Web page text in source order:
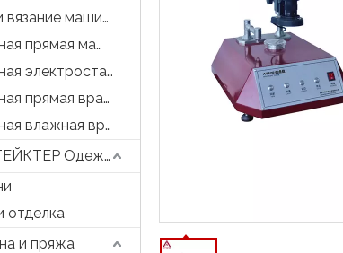
Ткачество и вязание машина
Лабораторная прямая машина
Лабораторная электростатическая прядильная машина
Лабораторная прямая вращающаяся машина
Лабораторная влажная вращающаяся машина
ТЕЙТИЛЬ И ТЕЙКТЕР Одежда
отделка
и пряжа